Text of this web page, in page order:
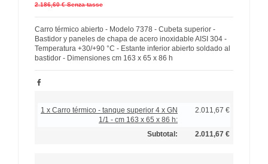
2.186,60 € Senza tasse
Carro térmico abierto - Modelo 7378 - Cubeta superior -
Bastidor y paneles de chapa de acero inoxidable AISI 304 -
Temperatura +30/+90 °C - Estante inferior abierto soldado al
bastidor - Dimensiones cm 163 x 65 x 86 h
1 x Carro térmico - tanque superior 4 x GN
1/1 - cm 163 x 65 x 86 h:
2.011,67 €
Subtotal: 2.011,67 €